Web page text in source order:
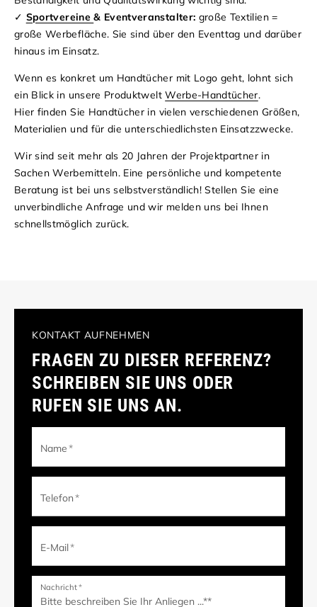
✓ Sportvereine& Eventveranstalter: große Textilien =
große Werbefläche. Sie sind über den Eventtag und darüber
hinaus im Einsatz.
Wenn es konkret um Handtücher mit Logo geht, lohnt sich
ein Blick in unsere ProduktweltWerbe-Handtücher.
Hier finden Sie Handtücher in vielen verschiedenen Größen,
Materialien und für die unterschiedlichsten Einsatzzwecke.
Wir sind seit mehr als 20 Jahren der Projektpartner in
Sachen Werbemitteln. Eine persönliche und kompetente
Beratung ist bei uns selbstverständlich! Stellen Sie eine
unverbindliche Anfrage und wir melden uns bei Ihnen
schnellstmöglich zurück.
KONTAKT AUFNEHMEN
FRAGEN ZU DIESER REFERENZ?
SCHREIBEN SIE UNS ODER
RUFEN SIE UNS AN.
Name*
Telefon*
E-Mail*
Nachricht*